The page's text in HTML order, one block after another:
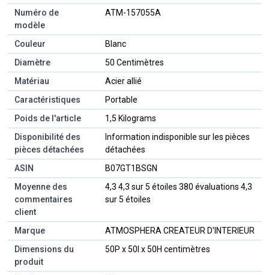
Numéro de
modèle
‎ATM-157055A
Couleur
‎Blanc
Diamètre
‎50 Centimètres
Matériau
‎Acier allié
Caractéristiques
‎Portable
Poids de l'article
‎1,5 Kilograms
Disponibilité des
pièces détachées
‎Information indisponible sur les pièces
détachées
ASIN
B07GT1BSGN
Moyenne des
commentaires
client
4,3 4,3 sur 5 étoiles 380 évaluations 4,3
sur 5 étoiles
Marque
ATMOSPHERA CREATEUR D'INTERIEUR
Dimensions du
produit
50P x 50l x 50H centimètres